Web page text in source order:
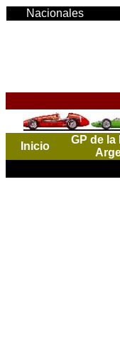
Nacionales
Inicio
GP de la